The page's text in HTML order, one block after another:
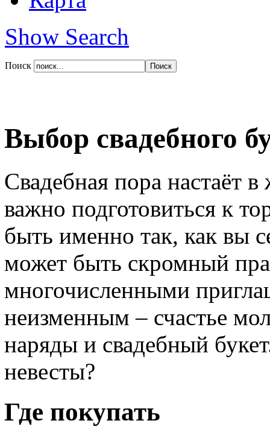
Show Search
Поиск
Выбор свадебного
Свадебная пора настаёт
важно подготовиться к
быть именно так, как вы
может быть скромный
многочисленными
неизменным – счастье
наряды и свадебный
невесты?
Где покупать